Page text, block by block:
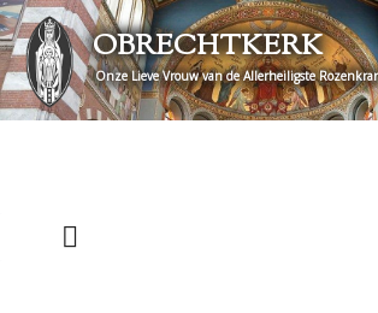
Skip
to
content
OBRECHTKERK
Onze Lieve Vrouw van de Allerheiligste